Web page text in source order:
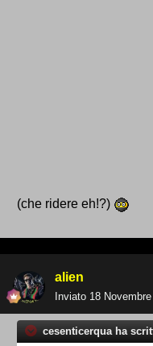
(che ridere eh!?)
alien
Inviato 18
cesenticerqua ha